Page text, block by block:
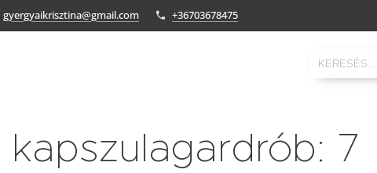
gyergyaikrisztina@gmail.com +36703678475
kapszulagardrób: 7